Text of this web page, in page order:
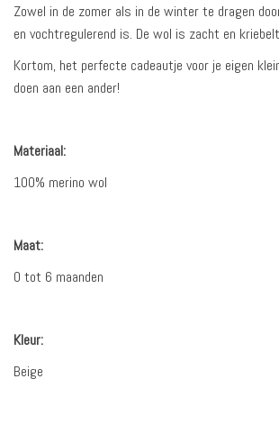
Zowel in de zomer als in de winter te dragen
en vochtregulerend is. De wol is zacht en
Kortom, het perfecte cadeautje voor je eigen
doen aan een ander!
Materiaal:
100% merino wol
Maat:
0 tot 6 maanden
Kleur:
Beige